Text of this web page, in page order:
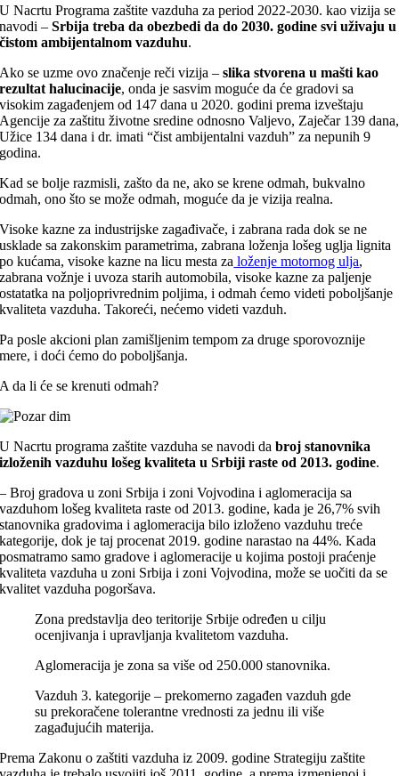
U Nacrtu Programa zaštite vazduha za period 2022-2030. kao vizija se
navodi –Srbija treba da obezbedi da do 2030. godine svi uživaju u
čistom ambijentalnom vazduhu.
Ako se uzme ovo značenje reči vizija –slika stvorena u mašti kao
rezultat halucinacije, onda je sasvim moguće da će gradovi sa
visokim zagađenjem od 147 dana u 2020. godini prema izveštaju
Agencije za zaštitu životne sredine odnosno Valjevo, Zaječar 139 dana,
Užice 134 dana i dr. imati “čist ambijentalni vazduh” za nepunih 9
godina.
Kad se bolje razmisli, zašto da ne, ako se krene odmah, bukvalno
odmah, ono što se može odmah, moguće da je vizija realna.
Visoke kazne za industrijske zagađivače, i zabrana rada dok se ne
usklade sa zakonskim parametrima, zabrana loženja lošeg uglja lignita
po kućama, visoke kazne na licu mesta za loženje motornog ulja,
zabrana vožnje i uvoza starih automobila, visoke kazne za paljenje
ostatatka na poljoprivrednim poljima, i odmah ćemo videti poboljšanje
kvaliteta vazduha. Takoreći, nećemo videti vazduh.
Pa posle akcioni plan zamišljenim tempom za druge sporovoznije
mere, i doći ćemo do poboljšanja.
A da li će se krenuti odmah?
U Nacrtu programa zaštite vazduha se navodi dabroj stanovnika
izloženih vazduhu lošeg kvaliteta u Srbiji raste od 2013. godine.
– Broj gradova u zoni Srbija i zoni Vojvodina i aglomeracija sa
vazduhom lošeg kvaliteta raste od 2013. godine, kada je 26,7% svih
stanovnika gradovima i aglomeracija bilo izloženo vazduhu treće
kategorije, dok je taj procenat 2019. godine narastao na 44%. Kada
posmatramo samo gradove i aglomeracije u kojima postoji praćenje
kvaliteta vazduha u zoni Srbija i zoni Vojvodina, može se uočiti da se
kvalitet vazduha pogoršava.
Zona predstavlja deo teritorije Srbijе određen u cilju
ocenjivanja i upravljanja kvalitetom vazduha.
Aglomeracija je zona sa više od 250.000 stanovnika.
Vazduh 3. kategorije – prekomerno zagađen vazduh gde
su prekoračene tolerantne vrednosti za jednu ili više
zagađujućih materija.
Prema Zakonu o zaštiti vazduha iz 2009. godine Strategiju zaštite